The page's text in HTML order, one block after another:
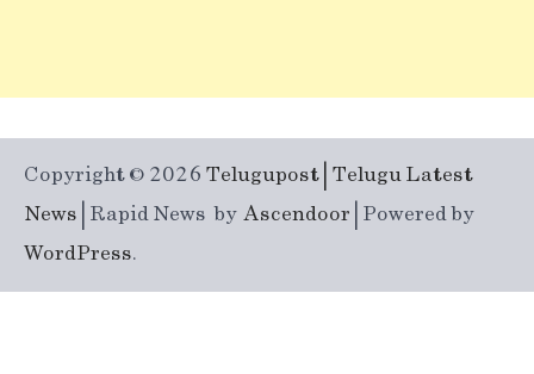
Copyright © 2026 Telugupost | Telugu Latest
News | Rapid News byAscendoor | Powered by
WordPress.